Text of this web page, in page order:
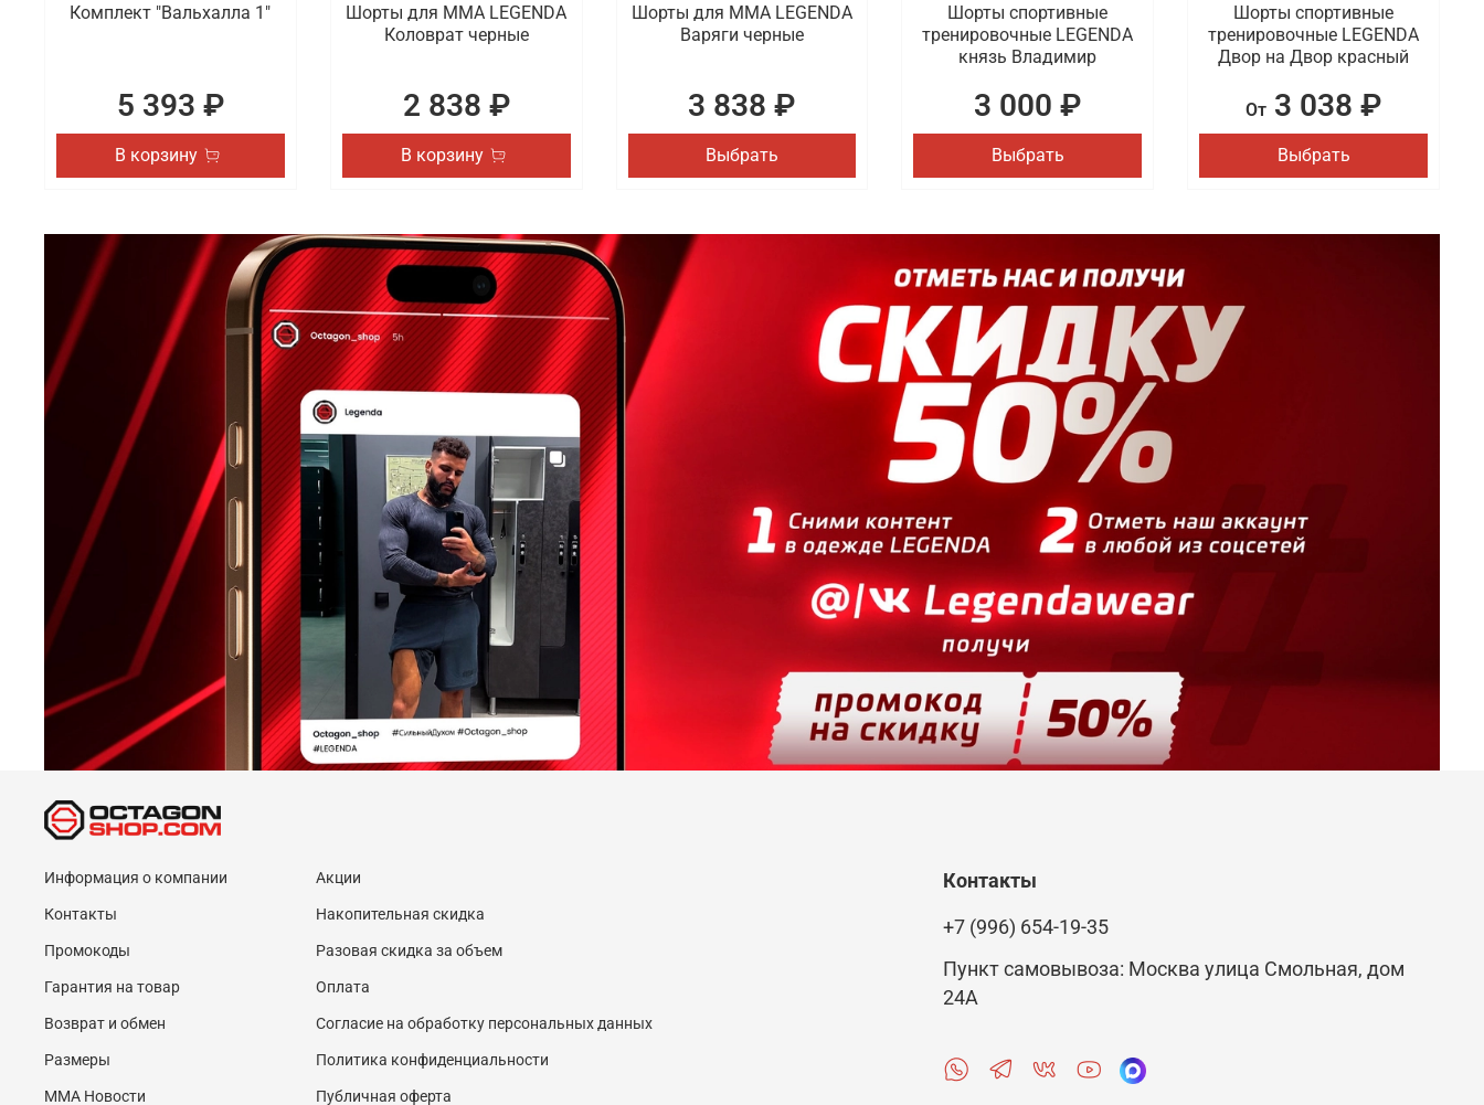
Комплект "Вальхалла 1"
5 393 ₽
В корзину
Шорты для ММА LEGENDA
Коловрат черные
2 838 ₽
В корзину
Шорты для MMA LEGENDA
Варяги черные
3 838 ₽
Выбрать
Шорты спортивные
тренировочные LEGENDA
князь Владимир
3 000 ₽
Выбрать
Шорты спортивные
тренировочные LEGENDA
Двор на Двор красный
От 3 038 ₽
Выбрать
Информация о компании
Контакты
Промокоды
Гарантия на товар
Возврат и обмен
Размеры
MMA Новости
Акции
Накопительная скидка
Разовая скидка за объем
Оплата
Согласие на обработку персональных данных
Политика конфиденциальности
Публичная оферта
Контакты
+7 (996) 654-19-35
Пункт самовывоза: Москва улица Смольная, дом
24А